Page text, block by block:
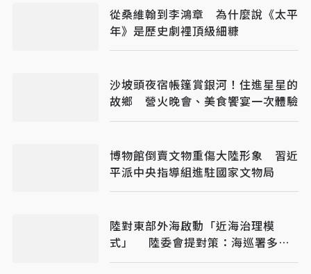
從桑維翰到李鴻章 為什麼說《太平
年》是歷史劇裡頂級細糠
沙坡頭夜宿帳篷賞銀河！住進星星的
故鄉 營火晚會、美食饗宴一次體驗
博物館倒賣文物重傷大陸形象 習近
平派中央指導組進駐國家文物局
陸對東部外海啟動「近海治理模
式」 陸委會提對策：海巡署多加
油